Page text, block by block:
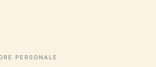
PERSONALE